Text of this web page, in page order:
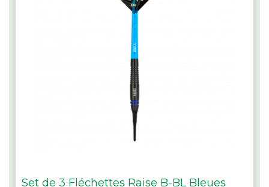
Set de 3 Fléchettes Raise B-BL Bleues